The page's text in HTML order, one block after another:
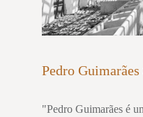
Pedro
"Pedro Guimarães é